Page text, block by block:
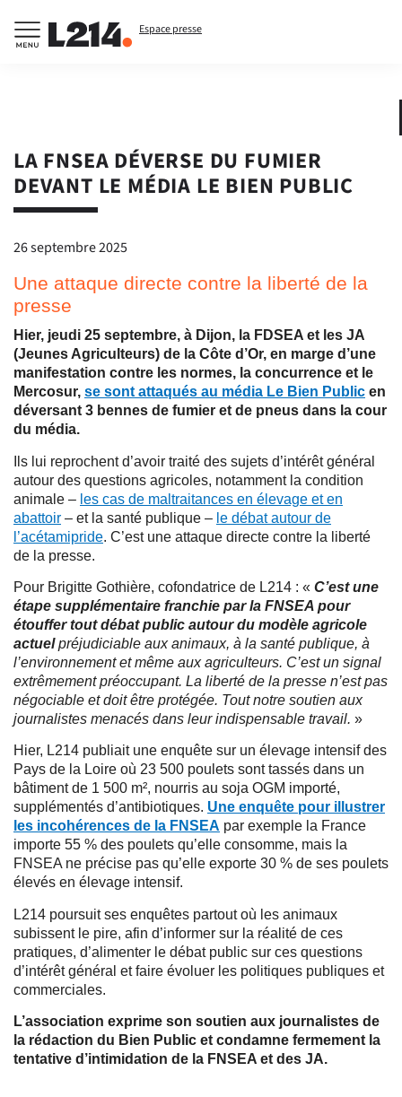
Espace presse
LA FNSEA DÉVERSE DU FUMIER
DEVANT LE MÉDIA LE BIEN PUBLIC
26 septembre 2025
Une attaque directe contre la liberté de la
presse
Hier, jeudi 25 septembre, à Dijon, la FDSEA et les JA
(Jeunes Agriculteurs) de la Côte d’Or, en marge d’une
manifestation contre les normes, la concurrence et le
Mercosur, se sont attaqués au média Le Bien Public en
déversant 3 bennes de fumier et de pneus dans la cour
du média.
Ils lui reprochent d’avoir traité des sujets d’intérêt général
autour des questions agricoles, notamment la condition
animale – les cas de maltraitances en élevage et en
abattoir – et la santé publique – le débat autour de
l’acétamipride. C’est une attaque directe contre la liberté
de la presse.
Pour Brigitte Gothière, cofondatrice de L214 : « C’est une
étape supplémentaire franchie par la FNSEA pour
étouffer tout débat public autour du modèle agricole
actuelpréjudiciable aux animaux, à la santé publique, à
l’environnement et même aux agriculteurs. C’est un signal
extrêmement préoccupant. La liberté de la presse n’est pas
négociable et doit être protégée. Tout notre soutien aux
journalistes menacés dans leur indispensable travail. »
Hier, L214 publiait une enquête sur un élevage intensif des
Pays de la Loire où 23 500 poulets sont tassés dans un
bâtiment de 1 500 m², nourris au soja OGM importé,
supplémentés d’antibiotiques. Une enquête pour illustrer
les incohérences de la FNSEA par exemple la France
importe 55 % des poulets qu’elle consomme, mais la
FNSEA ne précise pas qu’elle exporte 30 % de ses poulets
élevés en élevage intensif.
L214 poursuit ses enquêtes partout où les animaux
subissent le pire, afin d’informer sur la réalité de ces
pratiques, d’alimenter le débat public sur ces questions
d’intérêt général et faire évoluer les politiques publiques et
commerciales.
L’association exprime son soutien aux journalistes de
la rédaction du Bien Public et condamne fermement la
tentative d’intimidation de la FNSEA et des JA.